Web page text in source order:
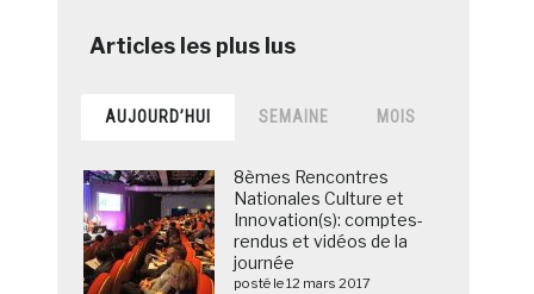
AUJOURD’HUI SEMAINE MOIS
8èmes Rencontres
Nationales Culture et
Innovation(s): comptes-
rendus et vidéos de la
journée
posté le 12 mars 2017